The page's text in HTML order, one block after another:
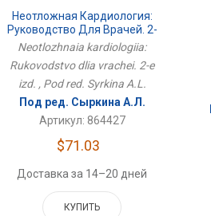
Неотложная Кардиология:
Руководство Для Врачей. 2-
Е Изд.
Neotlozhnaia kardiologiia:
Rukovodstvo dlia vrachei. 2-e
izd. , Pod red. Syrkina A.L.
Под ред. Сыркина А.Л.
Артикул: 864427
$71.03
Доставка за 14–20 дней
КУПИТЬ